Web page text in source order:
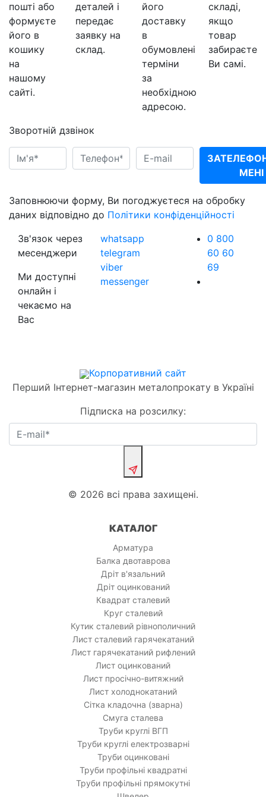
пошті або
формуєте
його в
кошику
на
нашому
сайті.
деталей і
передає
заявку на
склад.
його
доставку
в
обумовлені
терміни
за
необхідною
адресою.
складі,
якщо
товар
забираєте
Ви самі.
Зворотній дзвінок
МЕНІ
Заповнюючи форму, Ви погоджуєтеся на обробку
даних відповідно до Політики конфіденційності
Зв'язок через
месенджери
Ми доступні
онлайн і
чекаємо на
Вас
whatsapp
telegram
viber
messenger
0 800
60 60
69
Корпоративний сайт
Перший Інтернет-магазин металопрокату в Україні
Підписка на розсилку:
© 2026 всі права захищені.
КАТАЛОГ
Арматура
Балка двотаврова
Дріт в'язальний
Дріт оцинкований
Квадрат сталевий
Круг сталевий
Кутик сталевий рівнополичний
Лист сталевий гарячекатаний
Лист гарячекатаний рифлений
Лист оцинкований
Лист просічно-витяжний
Лист холоднокатаний
Сітка кладочна (зварна)
Смуга сталева
Труби круглі ВГП
Труби круглі електрозварні
Труби оцинковані
Труби профільні квадратні
Труби профільні прямокутні